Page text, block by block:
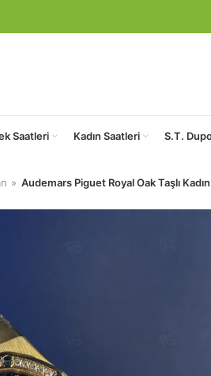
Saatleri Kadın Saatleri S.T.
Audemars Piguet Royal Oak Taşlı